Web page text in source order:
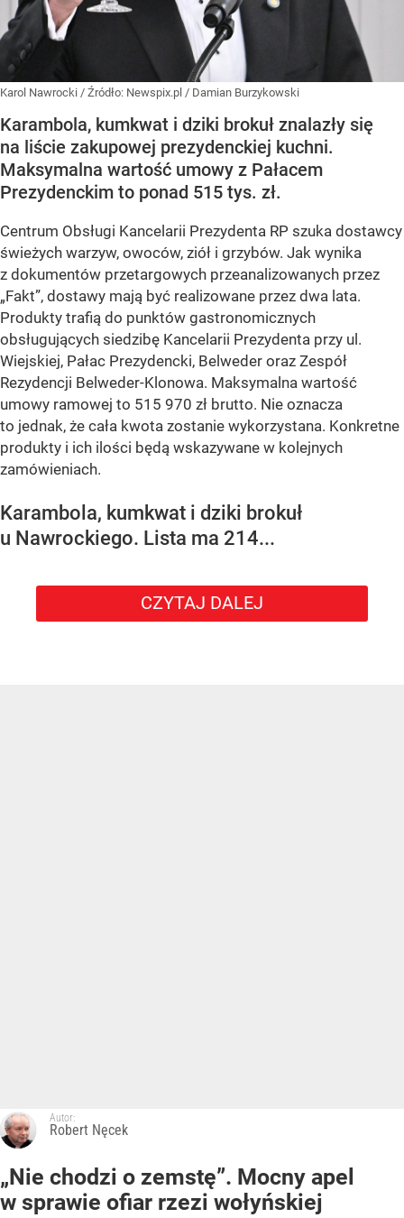
Karol Nawrocki / Źródło: Newspix.pl / Damian Burzykowski
Karambola, kumkwat i dziki brokuł znalazły się
na liście zakupowej prezydenckiej kuchni.
Maksymalna wartość umowy z Pałacem
Prezydenckim to ponad 515 tys. zł.
Centrum Obsługi Kancelarii Prezydenta RP szuka dostawcy
świeżych warzyw, owoców, ziół i grzybów. Jak wynika
z dokumentów przetargowych przeanalizowanych przez
„Fakt”, dostawy mają być realizowane przez dwa lata.
Produkty trafią do punktów gastronomicznych
obsługujących siedzibę Kancelarii Prezydenta przy ul.
Wiejskiej, Pałac Prezydencki, Belweder oraz Zespół
Rezydencji Belweder-Klonowa. Maksymalna wartość
umowy ramowej to 515 970 zł brutto. Nie oznacza
to jednak, że cała kwota zostanie wykorzystana. Konkretne
produkty i ich ilości będą wskazywane w kolejnych
zamówieniach.
Karambola, kumkwat i dziki brokuł
u Nawrockiego. Lista ma 214...
CZYTAJ DALEJ
Autor:
Robert Nęcek
„Nie chodzi o zemstę”. Mocny apel
w sprawie ofiar rzezi wołyńskiej